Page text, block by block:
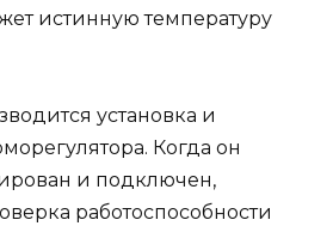
истинную температуру
установка и
Когда он
и подключен,
работоспособности